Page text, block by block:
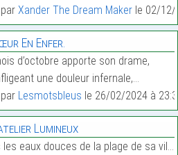
Xander The Dream Makerle 02/12/
En Enfer.
d’octobre apporte son drame,
une douleur infernale,…
Lesmotsbleus le 26/02/2024 à
Lumineux
Dans les eaux douces de la plage de sa ville natal